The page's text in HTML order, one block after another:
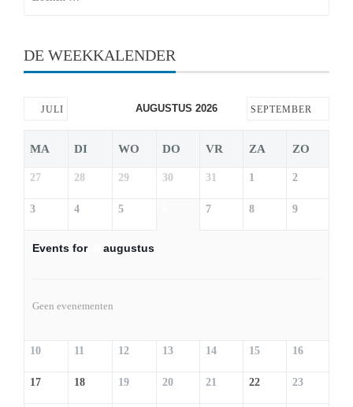
DE WEEKKALENDER
JULI AUGUSTUS 2026 SEPTEMBER
MA DI WO DO VR ZA ZO
27 28 29 30 31 1 2
3 4 5 7 8 9
Events for augustus
Geen evenementen
10 11 12 13 14 15 16
17 18 19 20 21 22 23